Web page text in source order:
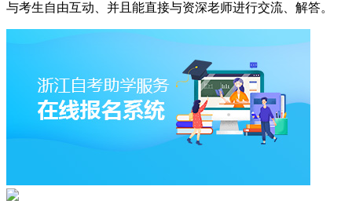
与考生自由互动、并且能直接与资深老师进行交流、解答。